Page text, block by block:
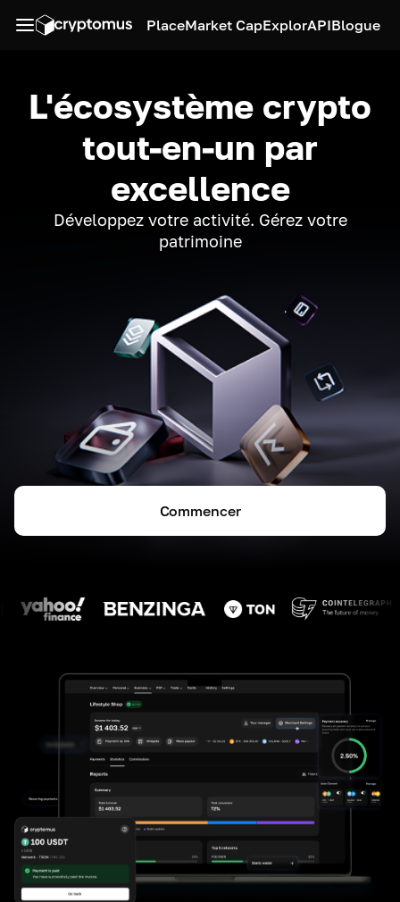
PlaceMarket CapExplorAPIBlogue
L'écosystème crypto
tout-en-un par
excellence
Développez votre activité. Gérez votre
patrimoine
Commencer